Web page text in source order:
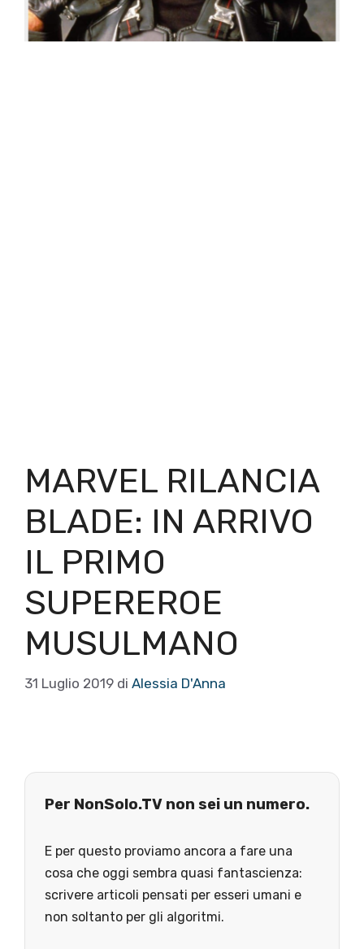
MARVEL RILANCIA
BLADE: IN ARRIVO
IL PRIMO
SUPEREROE
MUSULMANO
31 Luglio 2019 di Alessia D'Anna
Per NonSolo.TV non sei un numero.
E per questo proviamo ancora a fare una
cosa che oggi sembra quasi fantascienza:
scrivere articoli pensati per esseri umani e
non soltanto per gli algoritmi.